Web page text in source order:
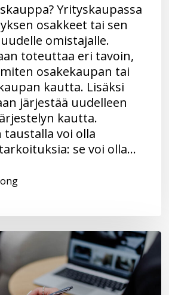
Yrityskaupassa
osakkeet tai sen
omistajalle.
toteuttaa eri tavoin,
osakekaupan tai
kautta. Lisäksi
järjestää uudelleen
kautta.
voi olla
se voi olla…